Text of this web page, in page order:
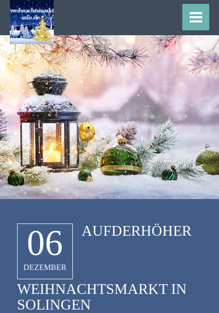
06
DEZEMBER
AUFDERHÖHER
WEIHNACHTSMARKT IN
SOLINGEN